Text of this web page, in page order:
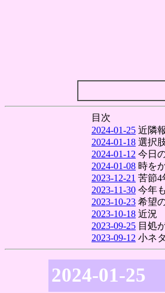
目次
2024-01-25 近隣
2024-01-18 選択
2024-01-12 今日
2024-01-08 時を
2023-12-21 苦節4
2023-11-30 今年
2023-10-23 希望
2023-10-18 近況
2023-09-25 目処
2023-09-12 小ネ
2024-01-25